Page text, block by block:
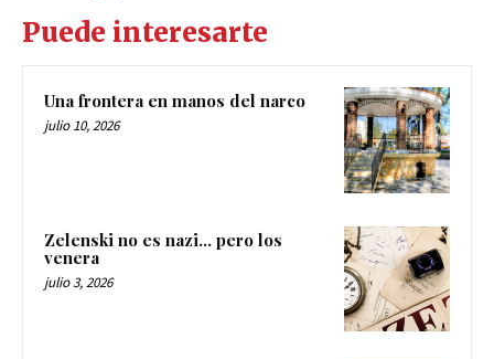
Puede interesarte
Una frontera en manos del narco
julio 10, 2026
Zelenski no es nazi… pero los
venera
julio 3, 2026